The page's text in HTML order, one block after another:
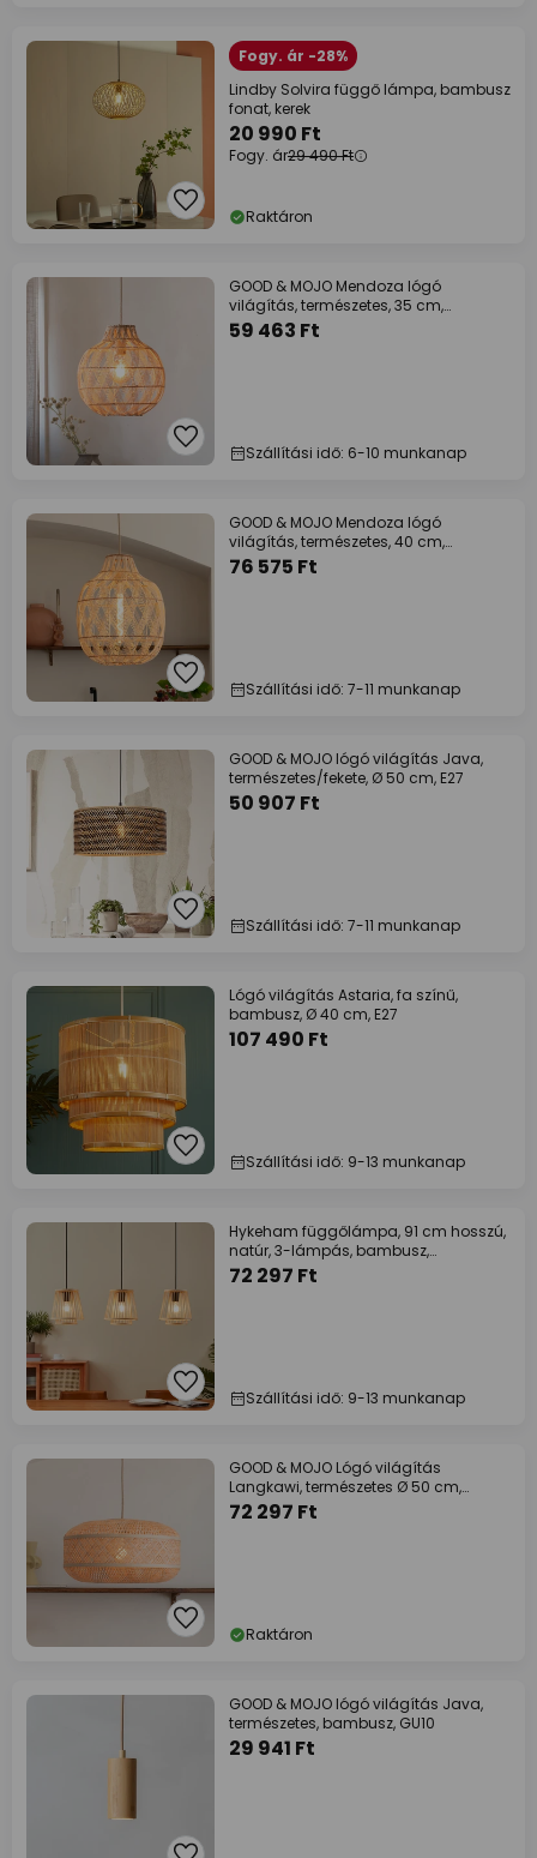
Fogy. ár -28%
Lindby Solvira függő lámpa, bambusz
fonat, kerek
20 990 Ft
Fogy. ár29 490 Ft
Raktáron
GOOD & MOJO Mendoza lógó
világítás, természetes, 35 cm,
bambusz, E27
59 463 Ft
Szállítási idő: 6-10 munkanap
GOOD & MOJO Mendoza lógó
világítás, természetes, 40 cm,
bambusz, E27
76 575 Ft
Szállítási idő: 7-11 munkanap
GOOD & MOJO lógó világítás Java,
természetes/fekete, Ø 50 cm, E27
50 907 Ft
Szállítási idő: 7-11 munkanap
Lógó világítás Astaria, fa színű,
bambusz, Ø 40 cm, E27
107 490 Ft
Szállítási idő: 9-13 munkanap
Hykeham függőlámpa, 91 cm hosszú,
natúr, 3-lámpás, bambusz,
természetes
72 297 Ft
Szállítási idő: 9-13 munkanap
GOOD & MOJO Lógó világítás
Langkawi, természetes Ø 50 cm,
bambusz E27
72 297 Ft
Raktáron
GOOD & MOJO lógó világítás Java,
természetes, bambusz, GU10
29 941 Ft